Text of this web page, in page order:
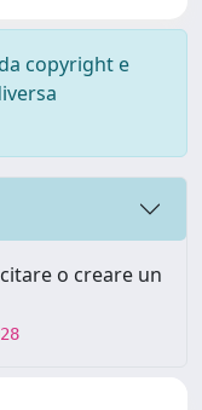
copyright e
o creare un